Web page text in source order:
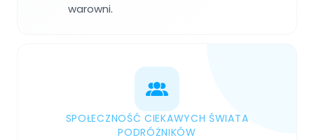
warowni.
SPOŁECZNOŚĆ CIEKAWYCH ŚWIATA
PODRÓŻNIKÓW